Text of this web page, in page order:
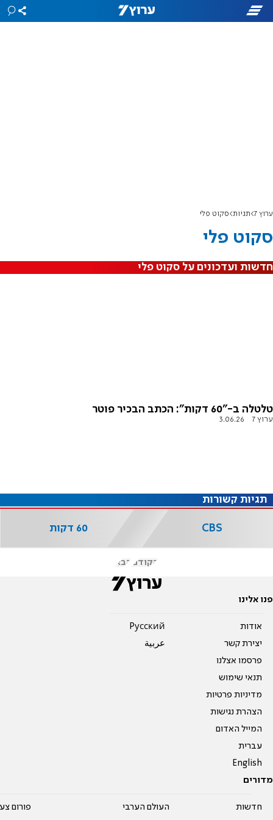
ערוץ 7 תגיות סקוט פלי
סקוט פלי
חדשות ועדכונים על סקוט פלי
טלטלה ב-"60 דקות": הכתב הבכיר פוטר
ערוץ 7 3.06.26
תגיות קשורות
CBS 60 דקות
הקודם הבא
פנו אלינו
אודות
יצירת קשר
פרסמו אצלנו
תנאי שימוש
מדיניות פרטיות
הצהרת נגישות
המייל האדום
עברית
English
Pусский
عربية
מדורים
חדשות העולם הערבי פורום